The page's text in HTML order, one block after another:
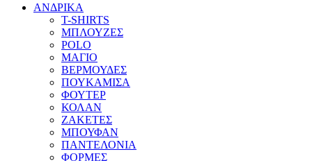
ΑΝΔΡΙΚΑ
T-SHIRTS
ΜΠΛΟΥΖΕΣ
POLO
ΜΑΓΙΟ
ΒΕΡΜΟΥΔΕΣ
ΠΟΥΚΑΜΙΣΑ
ΦΟΥΤΕΡ
ΚΟΛΑΝ
ΖΑΚΕΤΕΣ
ΜΠΟΥΦΑΝ
ΠΑΝΤΕΛΟΝΙΑ
ΦΟΡΜΕΣ